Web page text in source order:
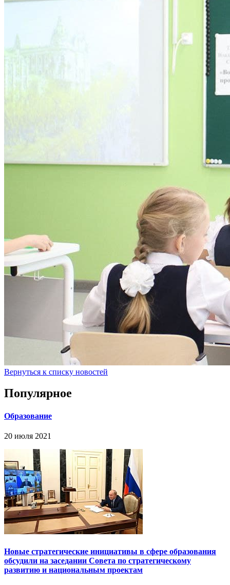
Вернуться к списку новостей
Популярное
Образование
20 июля 2021
Новые стратегические инициативы в сфере образования
обсудили на заседании Совета по стратегическому
развитию и национальным проектам